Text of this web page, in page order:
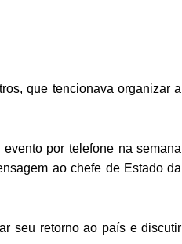
que tencionava organizar a
por telefone na semana
ao chefe de Estado da
seu retorno ao país e discutir